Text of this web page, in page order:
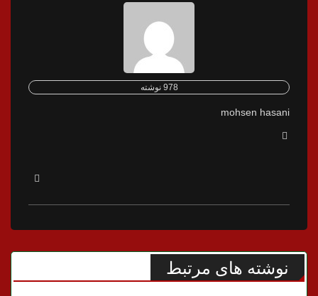
978 نوشته
mohsen hasani
نوشته های مرتبط